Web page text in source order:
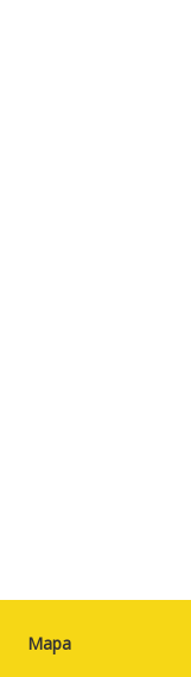
Mapa